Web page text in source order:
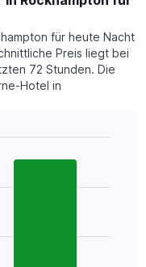
für heute Nacht
Preis liegt bei
72 Stunden. Die
Hotel in